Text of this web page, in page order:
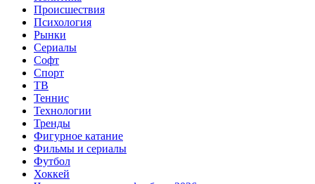
Происшествия
Психология
Рынки
Сериалы
Софт
Спорт
ТВ
Теннис
Технологии
Тренды
Фигурное катание
Фильмы и сериалы
Футбол
Хоккей